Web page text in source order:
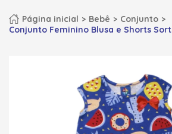
Página inicial Bebê
Conjunto
Conjunto Feminino Blusa e Shorts